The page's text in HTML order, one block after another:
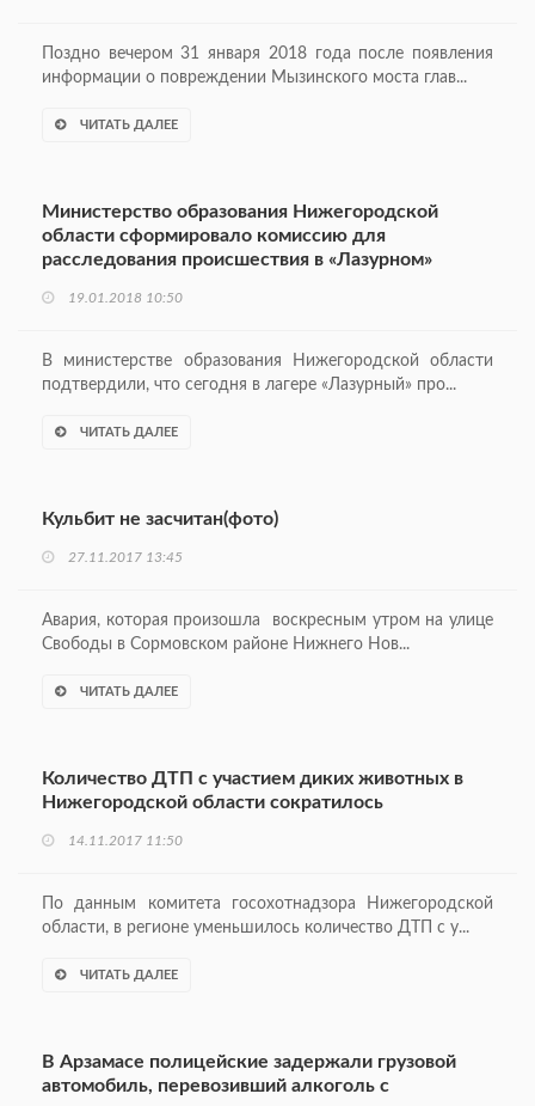
Поздно вечером 31 января 2018 года после появления
информации о повреждении Мызинского моста глав...
ЧИТАТЬ ДАЛЕЕ
Министерство образования Нижегородской
области сформировало комиссию для
расследования происшествия в «Лазурном»
19.01.2018 10:50
В министерстве образования Нижегородской области
подтвердили, что сегодня в лагере «Лазурный» про...
ЧИТАТЬ ДАЛЕЕ
Кульбит не засчитан(фото)
27.11.2017 13:45
Авария, которая произошла воскресным утром на улице
Свободы в Сормовском районе Нижнего Нов...
ЧИТАТЬ ДАЛЕЕ
Количество ДТП с участием диких животных в
Нижегородской области сократилось
14.11.2017 11:50
По данным комитета госохотнадзора Нижегородской
области, в регионе уменьшилось количество ДТП с у...
ЧИТАТЬ ДАЛЕЕ
В Арзамасе полицейские задержали грузовой
автомобиль, перевозивший алкоголь с